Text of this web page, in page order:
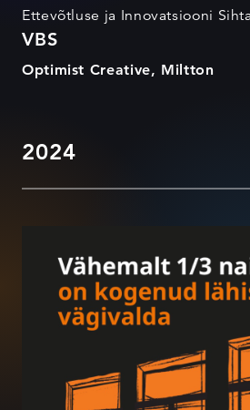
Ettevõtluse ja Innovatsiooni
VBS
Optimist Creative, Miltton
2024